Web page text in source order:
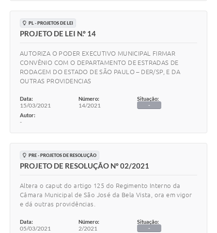
PL - PROJETOS DE LEI
PROJETO DE LEI N.º 14
AUTORIZA O PODER EXECUTIVO MUNICIPAL FIRMAR
CONVÊNIO COM O DEPARTAMENTO DE ESTRADAS DE
RODAGEM DO ESTADO DE SÃO PAULO – DER/SP, E DA
OUTRAS PROVIDENCIAS
Data:
15/03/2021
Número:
14/2021
Situação:
-
Autor:
-
PRE - PROJETOS DE RESOLUÇÃO
PROJETO DE RESOLUÇÃO Nº 02/2021
Altera o caput do artigo 125 do Regimento Interno da
Câmara Municipal de São José da Bela Vista, ora em vigor
e dá outras providências.
Data:
05/03/2021
Número:
2/2021
Situação:
-